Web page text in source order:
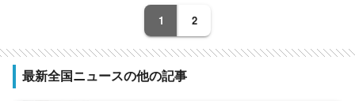
ー・プロデューサー、バラエティー制作者、
元日経新聞記者、元Yahoo!ニュース編集者、
元スポーツ紙記者など様々な専門性を持つ副
事故、政治に経済、芸能やスポーツまで、あ
1 2
最新全国ニュースの他の記事